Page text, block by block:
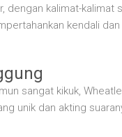
kalimat-kalimat
kendali
sangat kikuk,
unik dan akting